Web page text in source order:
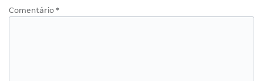
Comentário *